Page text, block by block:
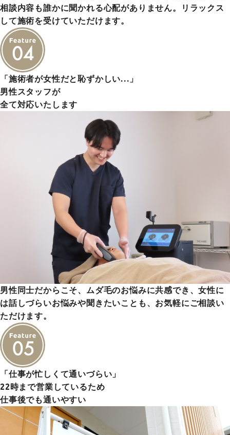
相談内容も誰かに聞かれる心配がありません。リラックス
して施術を受けていただけます。
「施術者が女性だと恥ずかしい…」
男性スタッフが
全て対応いたします
男性同士だからこそ、ムダ毛のお悩みに共感でき、女性に
は話しづらいお悩みや聞きたいことも、お気軽にご相談い
ただけます。
「仕事が忙しくて通いづらい」
22時まで営業しているため
仕事後でも通いやすい